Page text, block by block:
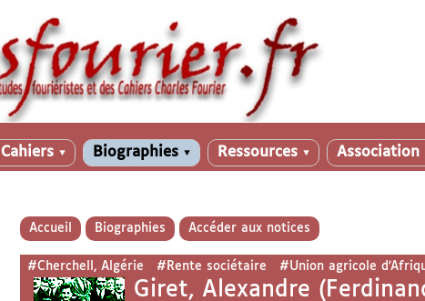
Cahiers ▼ Biographies ▼ Ressources ▼ Association
Accueil Biographies Accéder aux notices
#Cherchell, Algérie #Rente sociétaire #Union agricole
Giret, Alexandre